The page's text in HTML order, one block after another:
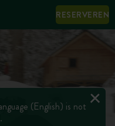
RESERVEREN
(English) is not